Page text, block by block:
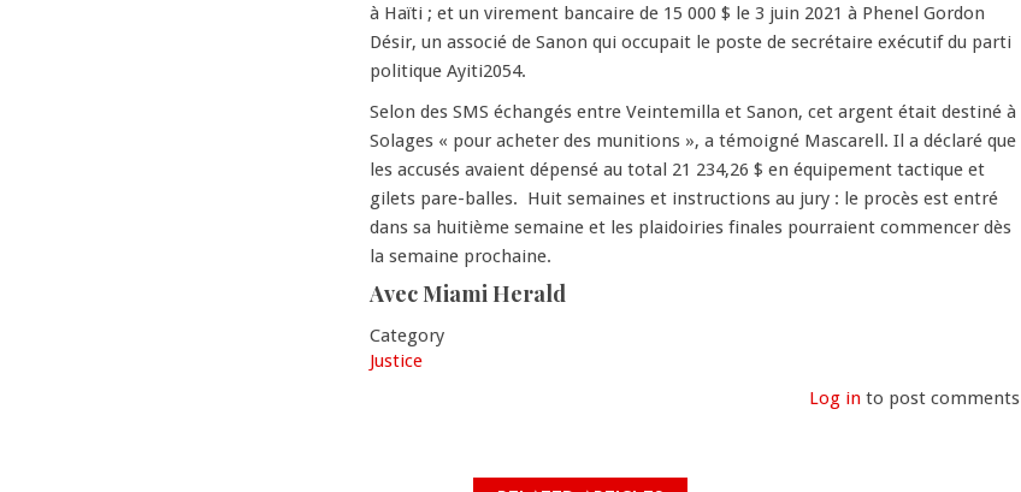
à Haïti ; et un virement bancaire de 15 000 $ le 3 juin 2021 à Phenel Gordon
Désir, un associé de Sanon qui occupait le poste de secrétaire exécutif du parti
politique Ayiti2054.
Selon des SMS échangés entre Veintemilla et Sanon, cet argent était destiné à
Solages « pour acheter des munitions », a témoigné Mascarell. Il a déclaré que
les accusés avaient dépensé au total 21 234,26 $ en équipement tactique et
gilets pare-balles. Huit semaines et instructions au jury : le procès est entré
dans sa huitième semaine et les plaidoiries finales pourraient commencer dès
la semaine prochaine.
Avec Miami Herald
Category
Justice
Log in to post comments